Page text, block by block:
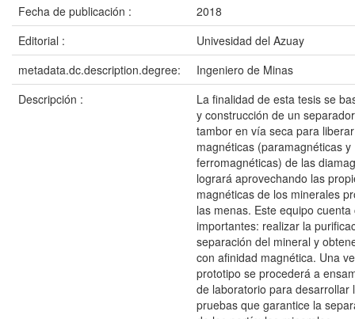
Fecha de publicación :
2018
Editorial :
Univesidad del Azuay
metadata.dc.description.degree:
Ingeniero de Minas
Descripción :
La finalidad de esta tesis se
y construcción de un
tambor en vía seca para
magnéticas (paramagnéticas y
ferromagnéticas) de las
logrará aprovechando las
magnéticas de los minerales
las menas. Este equipo
importantes: realizar la
separación del mineral y
con afinidad magnética. Una
prototipo se procederá a
de laboratorio para desarrollar
pruebas que garantice la